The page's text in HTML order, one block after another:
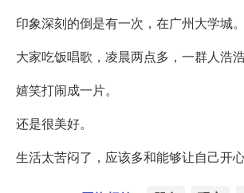
印象深刻的倒是有一次，在广州大学城。
大家吃饭唱歌，凌晨两点多，一群人浩
嬉笑打闹成一片。
还是很美好。
生活太苦闷了，应该多和能够让自己开